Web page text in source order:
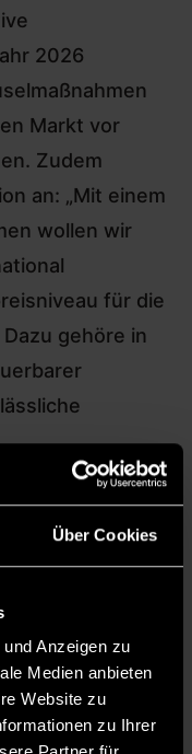
Über Cookies
Anzeigen zu
Medien anbieten
Website zu
zu Ihrer
2026
Markt vor
Zudem
an: „Mit einem
wollen wir
für die
gehöre in
grünen Stahl
schaffen, sollen
In
soll sich
das Recht